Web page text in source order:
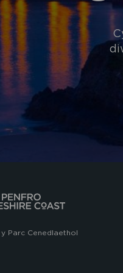
Parc Cenedlaethol